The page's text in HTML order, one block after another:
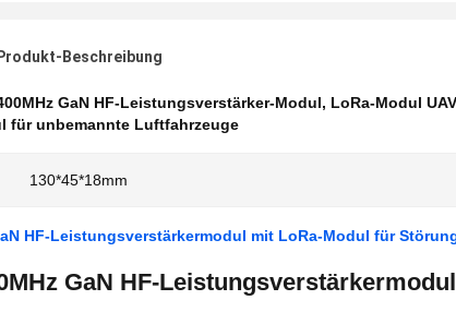
Produkt-Beschreibung
GaN HF-Leistungsverstärker-Modul, LoRa-Modul
für unbemannte Luftfahrzeuge
130*45*18mm
HF-Leistungsverstärkermodul mit LoRa-Modul für
GaN HF-Leistungsverstärkermodul